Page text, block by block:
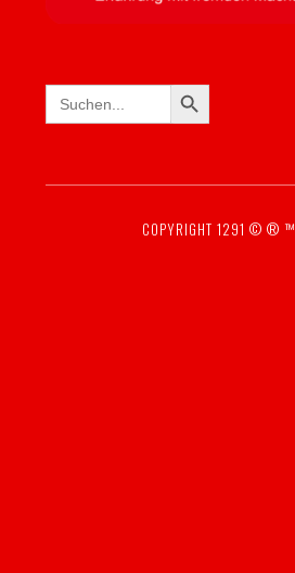
Search
for:
SEARCH BUTTON
COPYRIGHT 1291 © ® ™